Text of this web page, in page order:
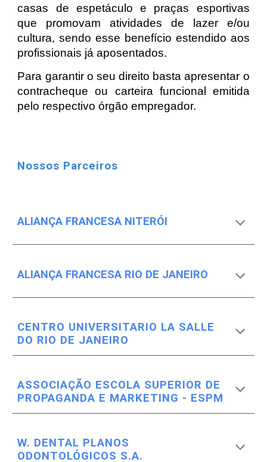
casas de espetáculo e praças esportivas
que promovam atividades de lazer e/ou
cultura, sendo esse benefício estendido aos
profissionais já aposentados.
Para garantir o seu direito basta apresentar o
contracheque ou carteira funcional emitida
pelo respectivo órgão empregador.
Nossos Parceiros
ALIANÇA FRANCESA NITERÓI
ALIANÇA FRANCESA RIO DE JANEIRO
CENTRO UNIVERSITARIO LA SALLE
DO RIO DE JANEIRO
ASSOCIAÇÃO ESCOLA SUPERIOR DE
PROPAGANDA E MARKETING - ESPM
W. DENTAL PLANOS
ODONTOLÓGICOS S.A.